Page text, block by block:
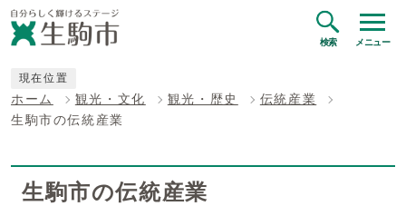
検索 メニュー
現在位置
ホーム 観光・文化 観光・歴史
伝統産業
生駒市の伝統産業
生駒市の伝統産業